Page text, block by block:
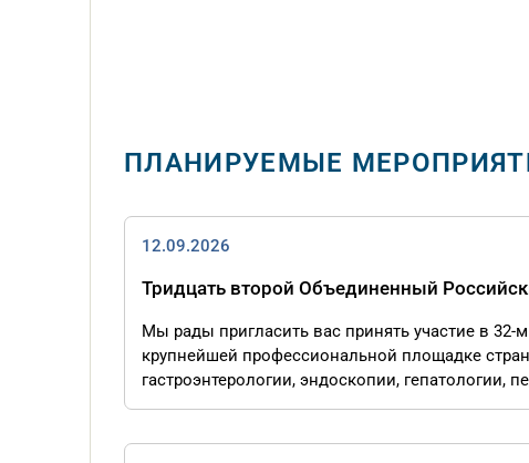
ПЛАНИРУЕМЫЕ
12.09.2026
Тридцать второй Объединенный
Мы рады пригласить вас принять участие в
крупнейшей профессиональной площадке
гастроэнтерологии, эндоскопии, гепатологии,